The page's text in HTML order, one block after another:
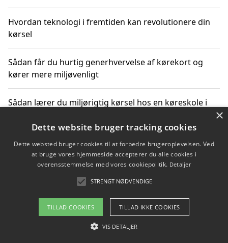
Hvordan teknologi i fremtiden kan revolutionere din
kørsel
Sådan får du hurtig generhvervelse af kørekort og
kører mere miljøvenligt
Sådan lærer du miljørigtig kørsel hos en køreskole i
Copyright 2026 - Pilanto Aps
Om / kontakt
×
Dette website bruger tracking cookies
Dette websted bruger cookies til at forbedre brugeroplevelsen. Ved
at bruge vores hjemmeside accepterer du alle cookies i
overensstemmelse med vores cookiepolitik. Detaljer
STRENGT NØDVENDIGE
TILLAD COOKIES TILLAD IKKE COOKIES
VIS DETALJER